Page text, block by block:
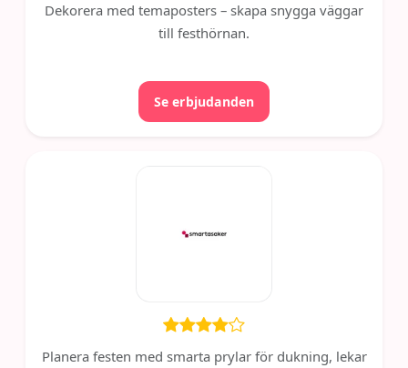
Dekorera med temaposters – skapa snygga väggar
till festhörnan.
Se erbjudanden
Planera festen med smarta prylar för dukning, lekar